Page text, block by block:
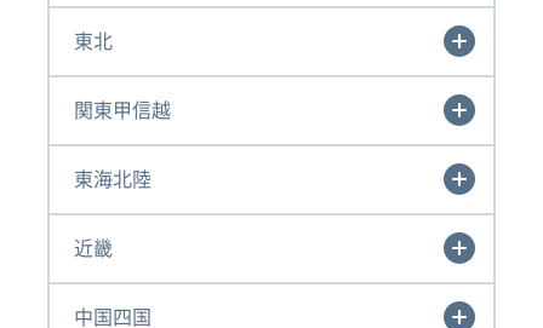
東北
関東甲信越
東海北陸
近畿
中国四国